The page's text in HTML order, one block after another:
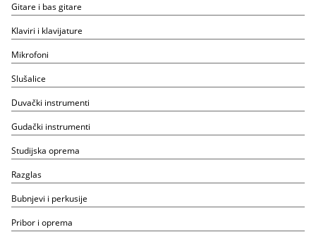
Gitare i bas gitare
Klaviri i klavijature
Mikrofoni
Slušalice
Duvački instrumenti
Gudački instrumenti
Studijska oprema
Razglas
Bubnjevi i perkusije
Pribor i oprema